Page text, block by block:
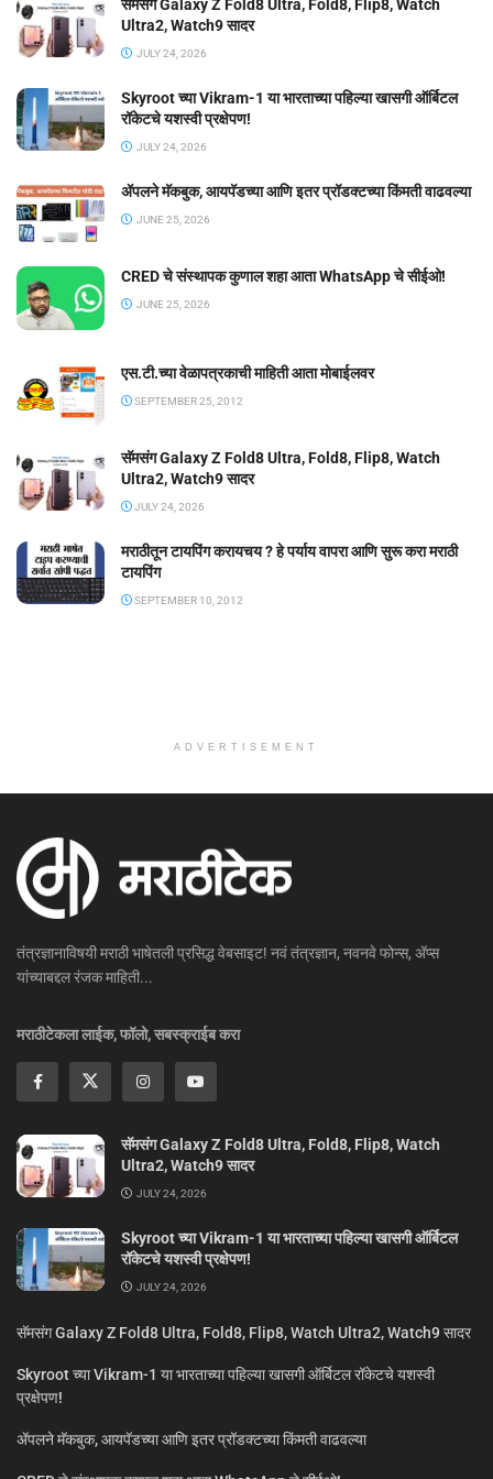
सॅमसंग Galaxy Z Fold8 Ultra, Fold8, Flip8, Watch
Ultra2, Watch9 सादर
JULY 24, 2026
Skyroot च्या Vikram-1 या भारताच्या पहिल्या खासगी ऑर्बिटल
रॉकेटचे यशस्वी प्रक्षेपण!
JULY 24, 2026
ॲपलने मॅकबुक, आयपॅडच्या आणि इतर प्रॉडक्टच्या किंमती वाढवल्या
JUNE 25, 2026
CRED चे संस्थापक कुणाल शहा आता WhatsApp चे सीईओ!
JUNE 25, 2026
एस.टी.च्या वेळापत्रकाची माहिती आता मोबाईलवर
SEPTEMBER 25, 2012
सॅमसंग Galaxy Z Fold8 Ultra, Fold8, Flip8, Watch
Ultra2, Watch9 सादर
JULY 24, 2026
मराठीतून टायपिंग करायचय ? हे पर्याय वापरा आणि सुरू करा मराठी
टायपिंग
SEPTEMBER 10, 2012
ADVERTISEMENT
तंत्रज्ञानाविषयी मराठी भाषेतली प्रसिद्ध वेबसाइट! नवं तंत्रज्ञान, नवनवे फोन्स, ॲप्स
यांच्याबद्दल रंजक माहिती...
मराठीटेकला लाईक, फॉलो, सबस्क्राईब करा
सॅमसंग Galaxy Z Fold8 Ultra, Fold8, Flip8, Watch
Ultra2, Watch9 सादर
JULY 24, 2026
Skyroot च्या Vikram-1 या भारताच्या पहिल्या खासगी ऑर्बिटल
रॉकेटचे यशस्वी प्रक्षेपण!
JULY 24, 2026
सॅमसंग Galaxy Z Fold8 Ultra, Fold8, Flip8, Watch Ultra2, Watch9 सादर
Skyroot च्या Vikram-1 या भारताच्या पहिल्या खासगी ऑर्बिटल रॉकेटचे यशस्वी
प्रक्षेपण!
ॲपलने मॅकबुक, आयपॅडच्या आणि इतर प्रॉडक्टच्या किंमती वाढवल्या